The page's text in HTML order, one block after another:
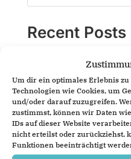
Um dir ein optimales Erlebnis
Technologien wie Cookies, um
und/oder darauf zuzugreifen.
zustimmst, können wir Daten
IDs auf dieser Website
nicht erteilst oder zurückziehst,
Funktionen beeinträchtigt
Recent Posts
Recent
A WordPress